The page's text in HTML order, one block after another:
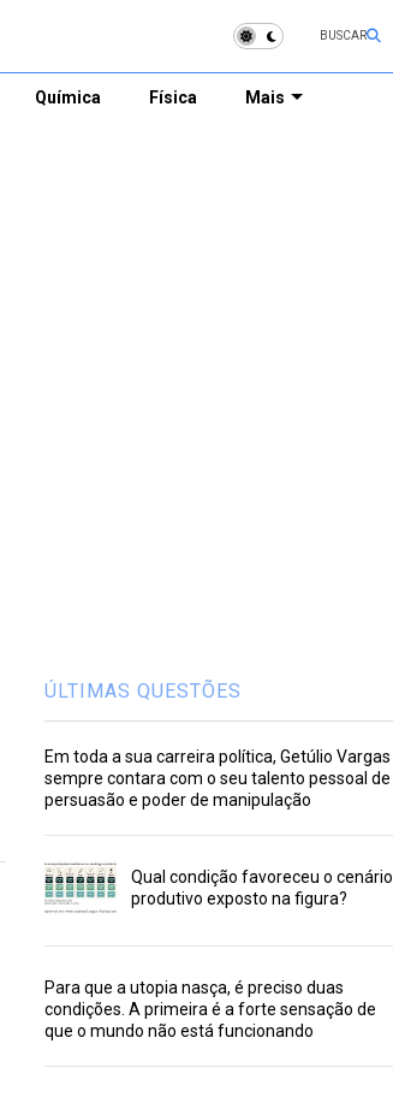
BUSCAR
Química Física Mais
ÚLTIMAS QUESTÕES
Em toda a sua carreira política, Getúlio Vargas
sempre contara com o seu talento pessoal de
persuasão e poder de manipulação
Qual condição favoreceu o cenário
produtivo exposto na figura?
Para que a utopia nasça, é preciso duas
condições. A primeira é a forte sensação de
que o mundo não está funcionando